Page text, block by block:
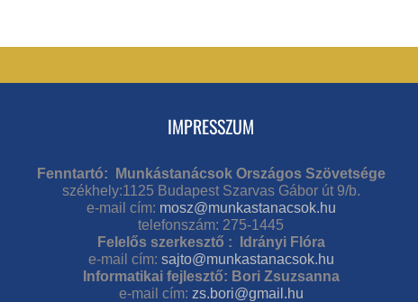
IMPRESSZUM
Fenntartó: Munkástanácsok Országos Szövetsége
székhely:1125 Budapest Szarvas Gábor út 9/b.
e-mail cím: mosz@munkastanacsok.hu
telefonszám: 275-1445
Felelős szerkesztő : Idrányi Flóra
e-mail cím: sajto@munkastanacsok.hu
Informatikai fejlesztő: Bori Zsuzsanna
e-mail cím: zs.bori@gmail.hu